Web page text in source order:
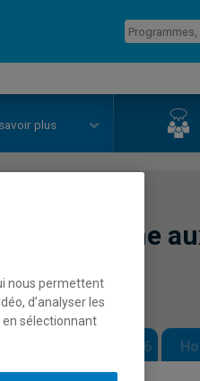
plus
urbaine
- Automne 2026
nous permettent
d’analyser les
sélectionnant